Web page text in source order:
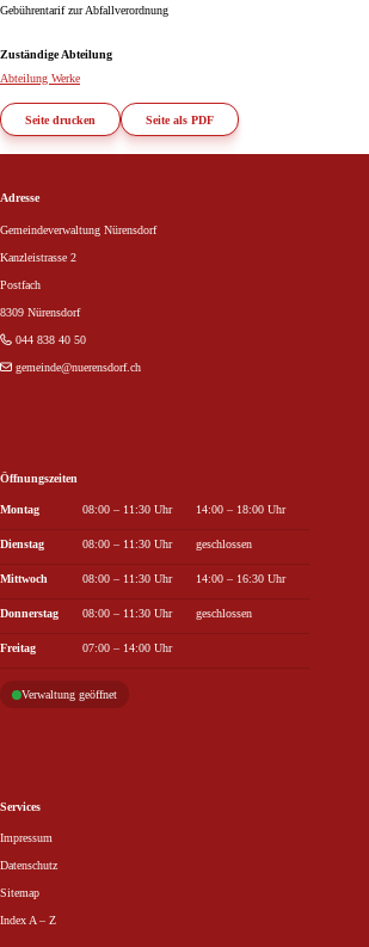
Gebührentarif zur Abfallverordnung
Zuständige Abteilung
Abteilung Werke
Seite drucken Seite als PDF
Adresse
Gemeindeverwaltung Nürensdorf
Kanzleistrasse 2
Postfach
8309 Nürensdorf
044 838 40 50
gemeinde@nuerensdorf.ch
Öffnungszeiten
Wochentag Öffnungszeiten Vormittag Öffnungszeiten Nachmittag
Montag 08:00 – 11:30 Uhr 14:00 – 18:00 Uhr
Dienstag 08:00 – 11:30 Uhr geschlossen
Mittwoch 08:00 – 11:30 Uhr 14:00 – 16:30 Uhr
Donnerstag 08:00 – 11:30 Uhr geschlossen
Freitag 07:00 – 14:00 Uhr
Verwaltung geöffnet
Services
Impressum
Datenschutz
Sitemap
Index A – Z